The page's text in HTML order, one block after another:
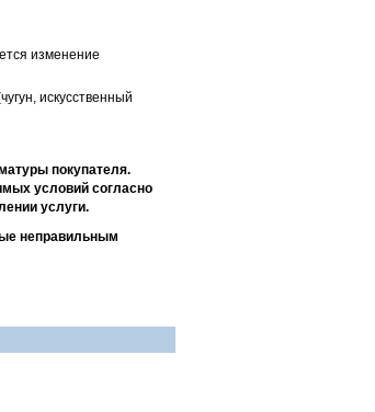
изменение
искусственный
покупателя.
условий согласно
услуги.
неправильным